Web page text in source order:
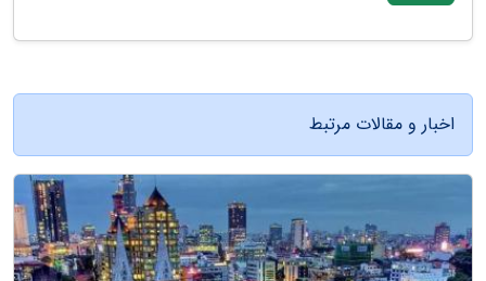
اخبار و مقالات مرتبط